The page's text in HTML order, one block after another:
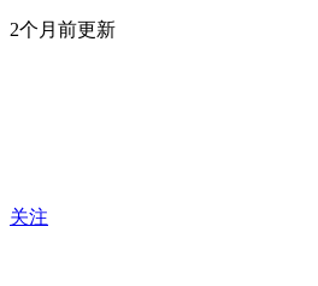
2个月前更新
关注